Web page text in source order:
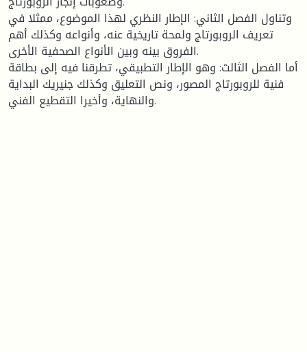
وتناول الفصل الثاني: الإطار النظري لهذا الموضوع، ممثلا في
تعريف الروبورتاج ولمحة تاريخية عنه، وأنواعه وكذلك أهم
الفروق بينه وبين الأنواع الصحفية الأخرى.
أما الفصل الثالث: وهو الإطار التطبيقي، تطرقنا فيه إلى بطاقة
فنية للروبورتاج المصور، ونص التعليق وكذلك جنيريك البداية
والنهاية، وأخيرا التقطيع الفني.